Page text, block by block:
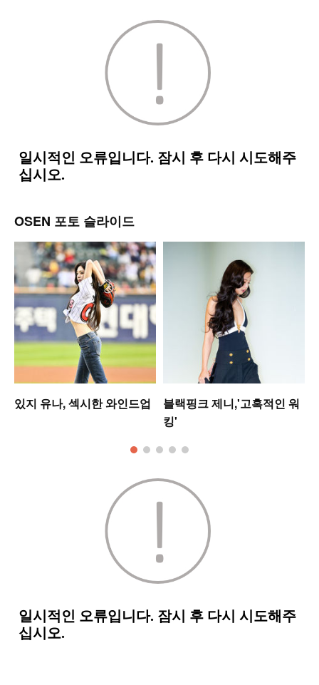
OSEN 포토 슬라이드
있지 유나, 섹시한 와인드업
블랙핑크 제니,'고혹적인 워
킹'